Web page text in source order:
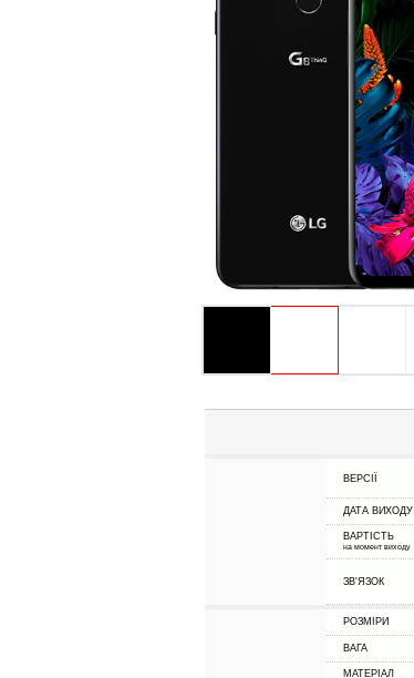
ВЕРСІЇ
ДАТА ВИХОДУ
ВАРТІСТЬ
на момент виходу
ЗВ'ЯЗОК
РОЗМІРИ
ВАГА
МАТЕРІАЛ